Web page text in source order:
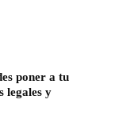
poner a tu
legales y